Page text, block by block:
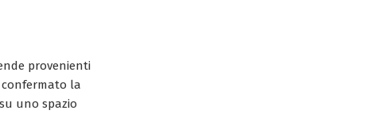
provenienti
la
uno spazio